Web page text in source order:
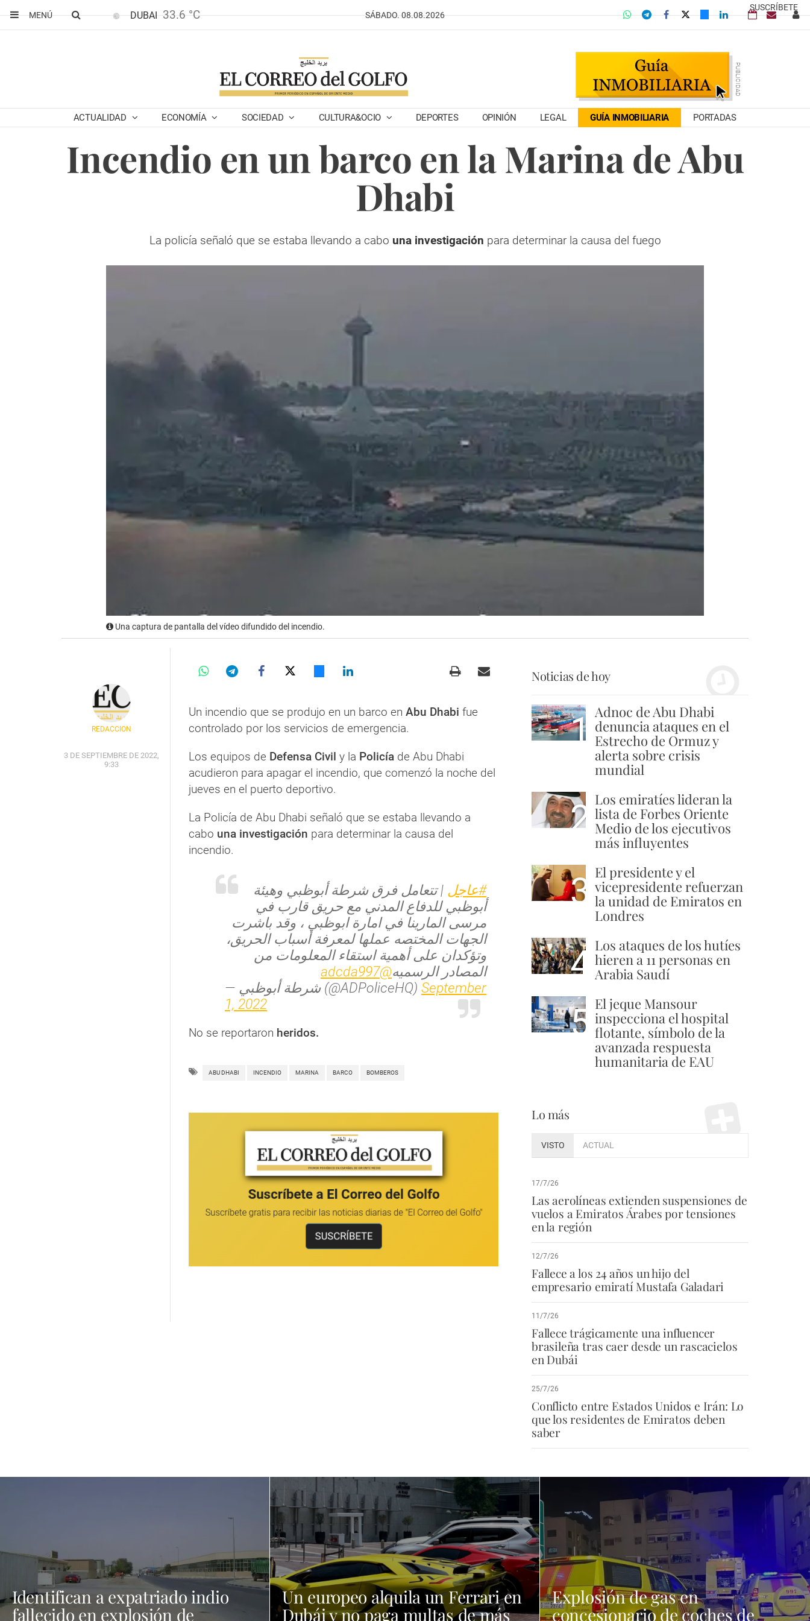
SUSCRÍBETE
MENÚ
DUBAI 33.6 °C SÁBADO. 08.08.2026
ACTUALIDAD ECONOMÍA SOCIEDAD CULTURA&OCIO DEPORTES OPINIÓN LEGAL GUÍA INMOBILIARIA PORTADAS
Incendio en un barco en la Marina de Abu
Dhabi
La policía señaló que se estaba llevando a cabo una investigación para determinar la causa del fuego
Una captura de pantalla del vídeo difundido del incendio.
REDACCIÓN
3 DE SEPTIEMBRE DE 2022,
9:33
Un incendio que se produjo en un barco en Abu Dhabi fue
controlado por los servicios de emergencia.
Los equipos de Defensa Civil y la Policía de Abu Dhabi
acudieron para apagar el incendio, que comenzó la noche del
jueves en el puerto deportivo.
La Policía de Abu Dhabi señaló que se estaba llevando a
cabo una investigación para determinar la causa del
incendio.
#عاجل | تتعامل فرق شرطة أبوظبي وهيئة
أبوظبي للدفاع المدني مع حريق قارب في
مرسى المارينا في امارة ابوظبي ، وقد باشرت
الجهات المختصه عملها لمعرفة أسباب الحريق،
وتؤكدان على أهمية استقاء المعلومات من
المصادر الرسميه@adcda997
— شرطة أبوظبي (@ADPoliceHQ) September
1, 2022
No se reportaron heridos.
ABU DHABI INCENDIO MARINA BARCO BOMBEROS
Noticias de hoy
1 Adnoc de Abu Dhabi
denuncia ataques en el
Estrecho de Ormuz y
alerta sobre crisis
mundial
2 Los emiratíes lideran la
lista de Forbes Oriente
Medio de los ejecutivos
más influyentes
3 El presidente y el
vicepresidente refuerzan
la unidad de Emiratos en
Londres
4 Los ataques de los hutíes
hieren a 11 personas en
Arabia Saudí
5 El jeque Mansour
inspecciona el hospital
flotante, símbolo de la
avanzada respuesta
humanitaria de EAU
Lo más
VISTO ACTUAL
17/7/26
Las aerolíneas extienden suspensiones de
vuelos a Emiratos Árabes por tensiones
en la región
12/7/26
Fallece a los 24 años un hijo del
empresario emiratí Mustafa Galadari
11/7/26
Fallece trágicamente una influencer
brasileña tras caer desde un rascacielos
en Dubái
25/7/26
Conflicto entre Estados Unidos e Irán: Lo
que los residentes de Emiratos deben
saber
Identifican a expatriado indio
fallecido en explosión de
Un europeo alquila un Ferrari en
Dubái y no paga multas de más
Explosión de gas en
concesionario de coches de